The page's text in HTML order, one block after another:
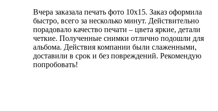
Вчера заказала печать фото 10х15. Заказ оформила
быстро, всего за несколько минут. Действительно
порадовало качество печати – цвета яркие, детали
четкие. Полученные снимки отлично подошли для
альбома. Действия компании были слаженными,
доставили в срок и без повреждений. Рекомендую
попробовать!